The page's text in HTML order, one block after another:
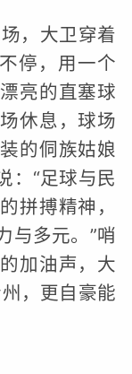
，大卫穿着
停，用一个
亮的直塞球
休息，球场
的侗族姑娘
：“足球与民
拼搏精神，
与多元。”哨
加油声，大
，更自豪能